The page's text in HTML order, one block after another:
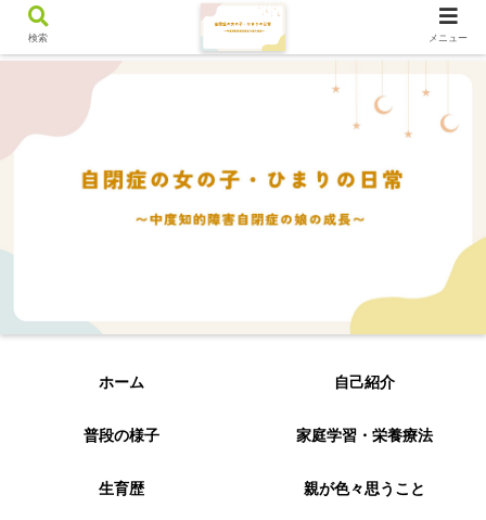
ホーム 自己紹介
普段の様子 家庭学習・栄養療法
生育歴 親が色々思うこと
検索 メニュー